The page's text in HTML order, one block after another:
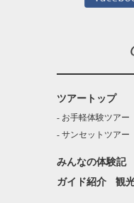
ツアートップ
お手軽体験ツアー
サンセットツアー
みんなの体験記
ガイド紹介
観